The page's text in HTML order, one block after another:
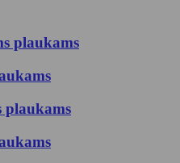
plaukams
plaukams